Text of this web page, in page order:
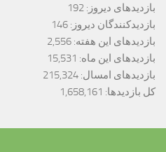
بازدیدهای دیروز: 192
بازدیدکنندگان دیروز: 146
بازدیدهای این هفته: 2,556
بازدیدهای این ماه: 15,531
بازدیدهای امسال: 215,324
کل بازدیدها: 1,658,161